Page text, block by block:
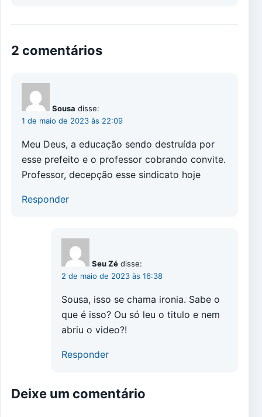
2 comentários
Sousa disse:
1 de maio de 2023 às 22:09
Meu Deus, a educação sendo destruída por
esse prefeito e o professor cobrando convite.
Professor, decepção esse sindicato hoje
Responder
Seu Zé disse:
2 de maio de 2023 às 16:38
Sousa, isso se chama ironia. Sabe o
que é isso? Ou só leu o titulo e nem
abriu o video?!
Responder
Deixe um comentário